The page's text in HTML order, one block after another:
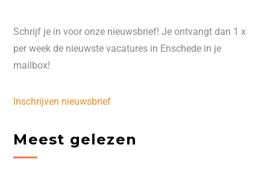
Schrijf je in voor onze nieuwsbrief! Je ontvangt dan 1 x
per week de nieuwste vacatures in Enschede in je
mailbox!
Inschrijven nieuwsbrief
Meest gelezen